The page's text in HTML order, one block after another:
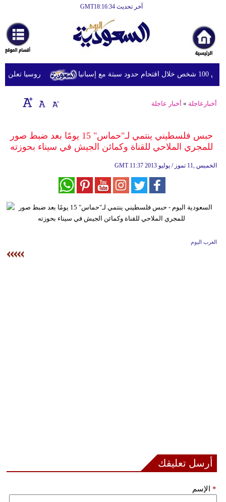
آخر تحديث GMT18:16:34
أخبارعاجلة
رياضة
ثقافة
إقتصاد
وموسيقى
ديكور
فيديو
روسيا تعلن
أخبارعاجلة » أخبار عاجلة
حبس فلسطيني ينتمي لـ"حماس" 15 يومًا بعد ضبط صور
للمجري الملاحي للقناة وكمائن الجيش في سيناء بحوزته
GMT 11:37 2013 الخميس ,11 تموز / يوليو
العرب اليوم
أرسل تعليقك
الإسم *